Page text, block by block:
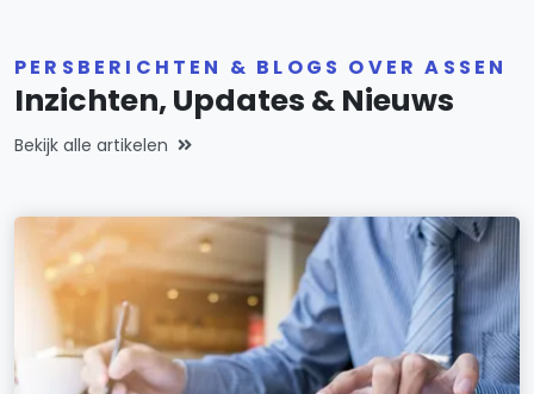
PERSBERICHTEN & BLOGS OVER ASSEN
Inzichten, Updates & Nieuws
Bekijk alle artikelen